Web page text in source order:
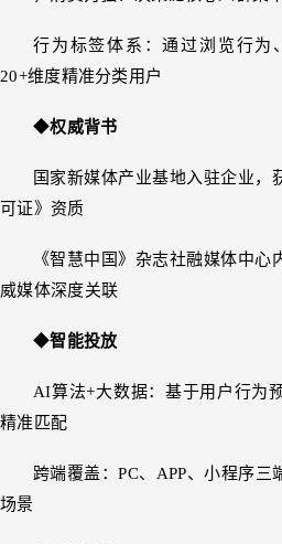
行为标签体系：通过浏览行为
20+维度精准分类用户
◆权威背书
国家新媒体产业基地入驻企业，
可证》资质
《智慧中国》杂志社融媒体中
威媒体深度关联
◆智能投放
AI算法+大数据：基于用户行为
精准匹配
跨端覆盖：PC、APP、小程序
场景